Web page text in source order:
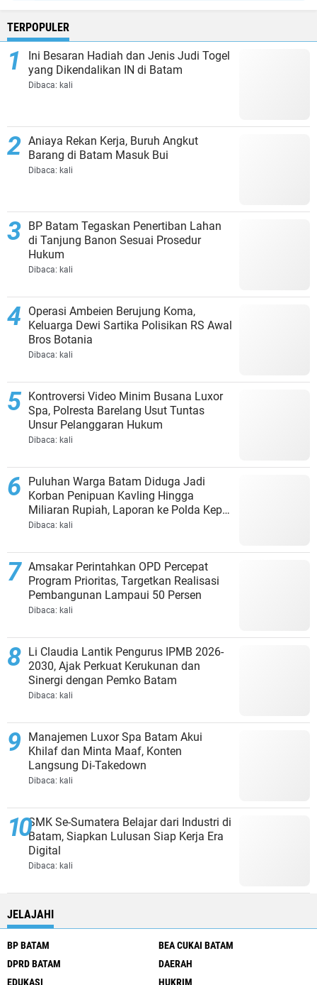
TERPOPULER
Ini Besaran Hadiah dan Jenis Judi Togel
yang Dikendalikan IN di Batam
Dibaca: kali
Aniaya Rekan Kerja, Buruh Angkut
Barang di Batam Masuk Bui
Dibaca: kali
BP Batam Tegaskan Penertiban Lahan
di Tanjung Banon Sesuai Prosedur
Hukum
Dibaca: kali
Operasi Ambeien Berujung Koma,
Keluarga Dewi Sartika Polisikan RS Awal
Bros Botania
Dibaca: kali
Kontroversi Video Minim Busana Luxor
Spa, Polresta Barelang Usut Tuntas
Unsur Pelanggaran Hukum
Dibaca: kali
Puluhan Warga Batam Diduga Jadi
Korban Penipuan Kavling Hingga
Miliaran Rupiah, Laporan ke Polda Kepri
Jalan di Tempat?
Dibaca: kali
Amsakar Perintahkan OPD Percepat
Program Prioritas, Targetkan Realisasi
Pembangunan Lampaui 50 Persen
Dibaca: kali
Li Claudia Lantik Pengurus IPMB 2026-
2030, Ajak Perkuat Kerukunan dan
Sinergi dengan Pemko Batam
Dibaca: kali
Manajemen Luxor Spa Batam Akui
Khilaf dan Minta Maaf, Konten
Langsung Di-Takedown
Dibaca: kali
SMK Se-Sumatera Belajar dari Industri di
Batam, Siapkan Lulusan Siap Kerja Era
Digital
Dibaca: kali
JELAJAHI
BP BATAM
BEA CUKAI BATAM
DPRD BATAM
DAERAH
EDUKASI
HUKRIM